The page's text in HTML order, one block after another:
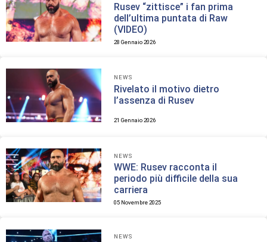
Rusev “zittisce” i fan prima
dell’ultima puntata di Raw
(VIDEO)
28 Gennaio 2026
NEWS
Rivelato il motivo dietro
l’assenza di Rusev
21 Gennaio 2026
NEWS
WWE: Rusev racconta il
periodo più difficile della sua
carriera
05 Novembre 2025
NEWS